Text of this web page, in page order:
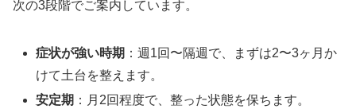
次の3段階でご案内しています。
症状が強い時期 ：週1回〜隔週で、まずは2〜3ヶ月か
けて土台を整えます。
安定期 ：月2回程度で、整った状態を保ちます。